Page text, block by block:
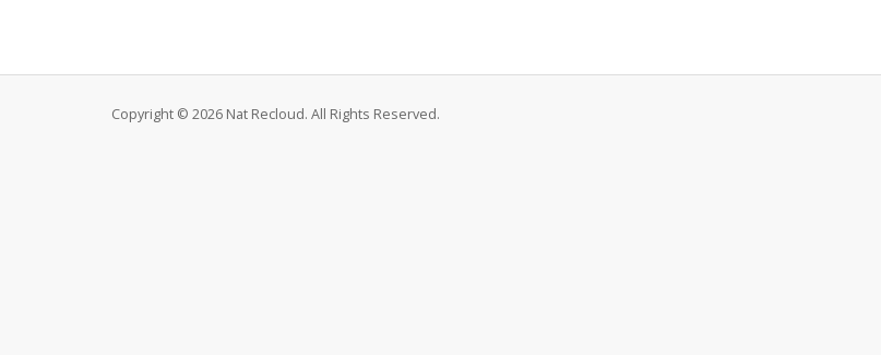
Copyright © 2026 Nat Recloud. All Rights Reserved.